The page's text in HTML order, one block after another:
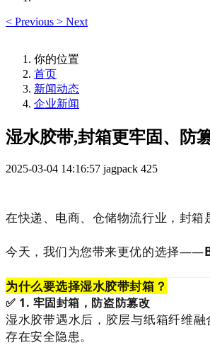
< Previous > Next
你的位置
首页
新闻动态
企业新闻
湿水胶带,封箱更牢固、防
2025-03-04 14:16:57 jagpack 425
在快递、电商、仓储物流行业，封
今天，我们为您带来更优的选择——
为什么要选择湿水胶带封箱？
✅ 1. 牢固封箱，防盗防篡改
湿水胶带遇水后，胶层与纸箱纤维
存在安全隐患。